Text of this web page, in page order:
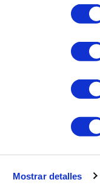
Mostrar detalles